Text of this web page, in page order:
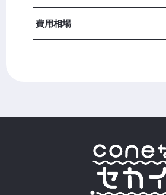
費用相場